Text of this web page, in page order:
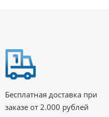
Бесплатная доставка при
заказе от 2.000 рублей